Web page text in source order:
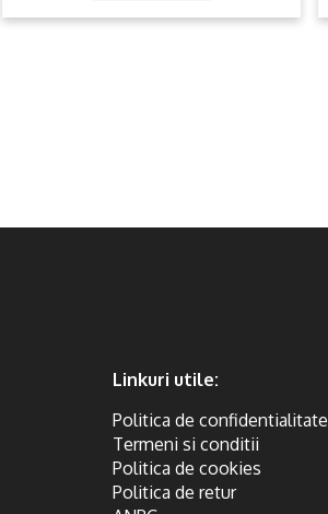
Linkuri utile:
Politica de confidentialitate
Termeni si conditii
Politica de cookies
Politica de retur